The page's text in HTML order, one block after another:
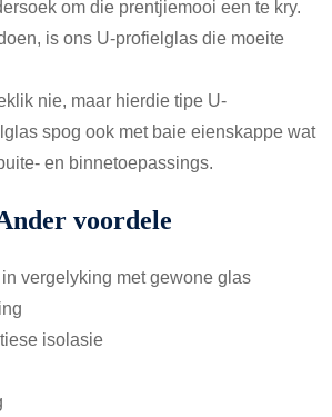
om die prentjiemooi een te kry.
is ons U-profielglas die moeite
nie, maar hierdie tipe U-
spog ook met baie eienskappe wat
en binnetoepassings.
voordele
vergelyking met gewone glas
isolasie